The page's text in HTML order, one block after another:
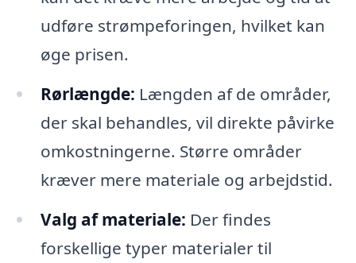
udføre strømpeforingen, hvilket kan
øge prisen.
Rørlængde: Længden af de områder,
der skal behandles, vil direkte påvirke
omkostningerne. Større områder
kræver mere materiale og arbejdstid.
Valg af materiale: Der findes
forskellige typer materialer til